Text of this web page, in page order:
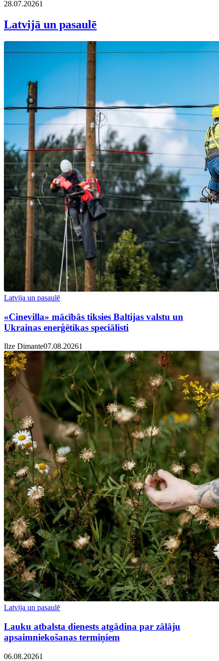
28.07.20261
Latvijā un pasaulē
Latvija un pasaulē
«Cinevilla» mācībās tiksies Baltijas valstu un
Ukrainas enerģētikas speciālisti
Ilze Dimante07.08.20261
Latvija un pasaulē
Lauku atbalsta dienests atgādina par zālāju
apsaimniekošanas termiņiem
06.08.20261